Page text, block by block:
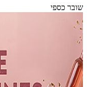
שובר כספי